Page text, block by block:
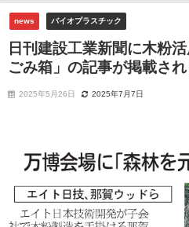
news バイオプラスチック
日刊建設工業新聞に木粉
ごみ箱」の記事が掲載され
2025年5月26日 2025年7月7日